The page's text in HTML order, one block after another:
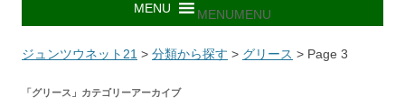
ン
ツ
キ
MENUMENU
ジュンツウネット21 > 分類から探す > グリース > Page 3
「 グリース 」カテゴリーアーカイブ